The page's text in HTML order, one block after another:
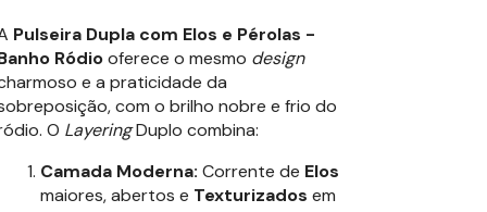
Pulseira Dupla com Elos e Pérolas -
Ródiooferece o mesmo design
e a praticidade da
com o brilho nobre e frio do
O LayeringDuplo combina:
Camada Moderna: Corrente de Elos
maiores, abertos e Texturizados em